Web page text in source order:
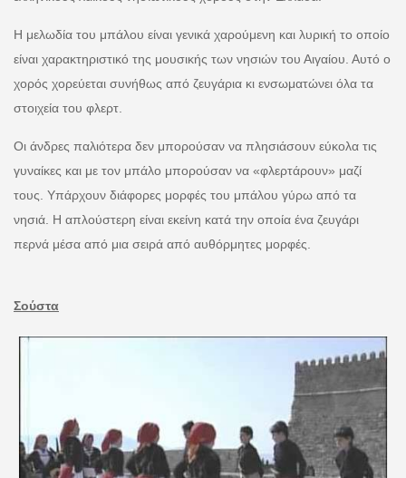
Η μελωδία του μπάλου είναι γενικά χαρούμενη και λυρική το οποίο
είναι χαρακτηριστικό της μουσικής των νησιών του Αιγαίου. Αυτό ο
χορός χορεύεται συνήθως από ζευγάρια κι ενσωματώνει όλα τα
στοιχεία του φλερτ.
Οι άνδρες παλιότερα δεν μπορούσαν να πλησιάσουν εύκολα τις
γυναίκες και με τον μπάλο μπορούσαν να «φλερτάρουν» μαζί
τους. Υπάρχουν διάφορες μορφές του μπάλου γύρω από τα
νησιά. Η απλούστερη είναι εκείνη κατά την οποία ένα ζευγάρι
περνά μέσα από μια σειρά από αυθόρμητες μορφές.
Σούστα